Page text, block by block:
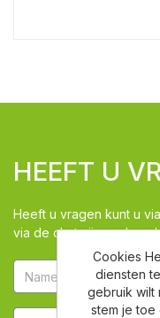
HEEFT U
Heeft u vragen kunt u
via de chat zijn we
Cookies
diensten
gebruik wilt
stem je